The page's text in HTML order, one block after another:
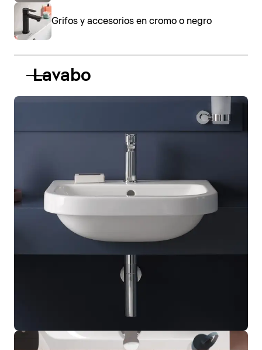
Grifos y accesorios en cromo o negro
Lavabo